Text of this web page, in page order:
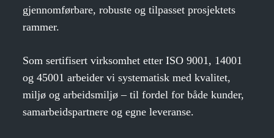
gjennomførbare, robuste og tilpasset prosjektets
rammer.
Som sertifisert virksomhet etter ISO 9001, 14001
og 45001 arbeider vi systematisk med kvalitet,
miljø og arbeidsmiljø – til fordel for både kunder,
samarbeidspartnere og egne leveranse.